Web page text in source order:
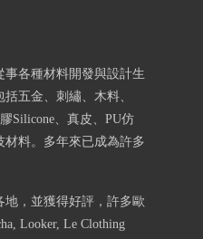
事各種材料開發與設計生
五金、刺繡、木料、
Silicone、真皮、PU仿
材料。多年來已成為許多
，並獲得好評，許多歐
Looker, Le Clothing